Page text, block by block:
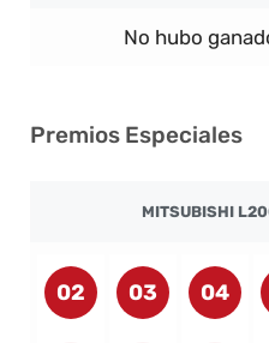
No hubo
Premios Especiales
MITSUBISHI
02 03 04